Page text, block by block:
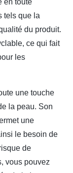
en toute
tels que la
du produit.
ce qui fait
les
une touche
la peau. Son
une
le besoin de
de
vous pouvez